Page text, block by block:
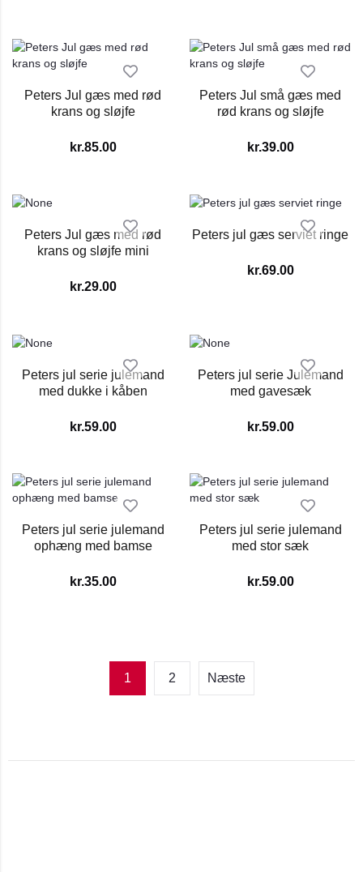
Peters Jul gæs med rød
krans og sløjfe
kr.85.00
Peters Jul små gæs med
rød krans og sløjfe
kr.39.00
Peters Jul gæs med rød
krans og sløjfe mini
kr.29.00
Peters jul gæs serviet ringe
kr.69.00
Peters jul serie julemand
med dukke i kåben
kr.59.00
Peters jul serie Julemand
med gavesæk
kr.59.00
Peters jul serie julemand
ophæng med bamse
kr.35.00
Peters jul serie julemand
med stor sæk
kr.59.00
1 2 Næste